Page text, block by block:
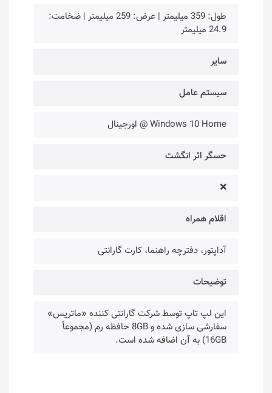
طول: 359 میلیمتر | عرض: 259 میلیمتر | ضخامت:
24.9 میلیمتر
سایر
سیستم عامل
Windows 10 Home @ اورجینال
حسگر اثر انگشت
❌
اقلام همراه
آداپتور، دفترچه راهنما، کارت گارانتی
توضیحات
این لپ تاپ توسط شرکت گارانتی کننده «ماتریس»
سفارشی سازی شده و 8GB حافظه رم (مجموعاً
16GB) به آن اضافه شده است.